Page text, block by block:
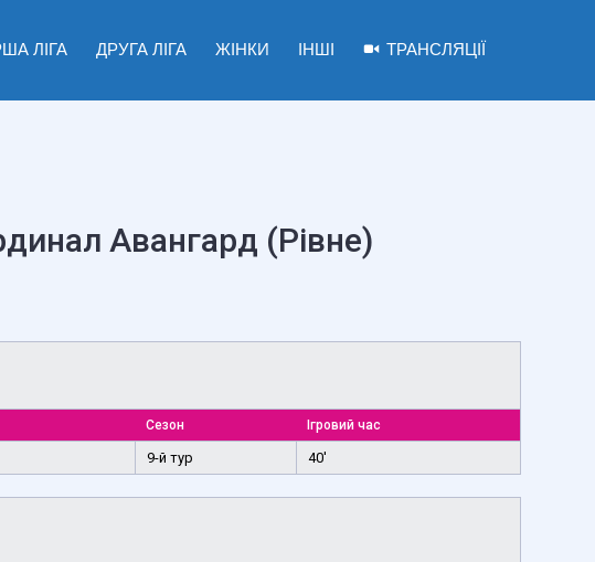
ЛІГА ДРУГА ЛІГА ЖІНКИ ІНШІ ТРАНСЛЯЦІЇ
Авангард (Рівне)
Сезон Ігровий час
9-й тур 40'